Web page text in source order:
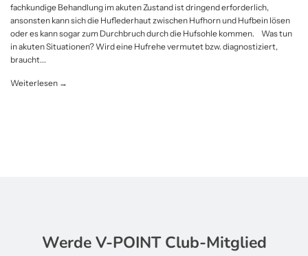
fachkundige Behandlung im akuten Zustand ist dringend erforderlich,
ansonsten kann sich die Huflederhaut zwischen Hufhorn und Hufbein lösen
oder es kann sogar zum Durchbruch durch die Hufsohle kommen. Was tun
in akuten Situationen? Wird eine Hufrehe vermutet bzw. diagnostiziert,
braucht...
Weiterlesen →
Werde V-POINT Club-Mitglied